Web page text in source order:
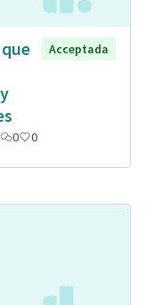
Acceptada
0 0